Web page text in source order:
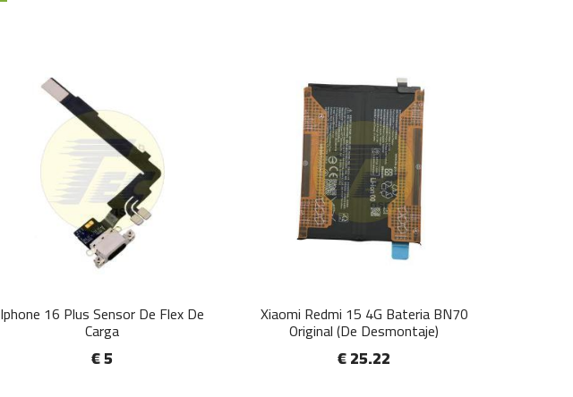
Iphone 16 Plus Sensor De Flex De
Carga
€ 5
Xiaomi Redmi 15 4G Bateria BN70
Original (De Desmontaje)
€ 25.22